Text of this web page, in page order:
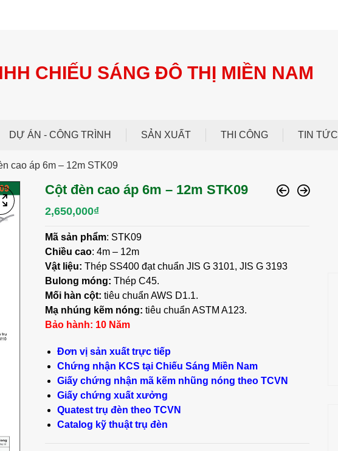
CHIẾU SÁNG ĐÔ THỊ MIỀN NAM
DỰ ÁN - CÔNG TRÌNH SẢN XUẤT THI CÔNG TIN TỨC
cao áp 6m – 12m STK09
Cột đèn cao áp 6m – 12m STK09
2,650,000₫
Mã sản phẩm: STK09
Chiều cao: 4m – 12m
Vật liệu: Thép SS400 đạt chuẩn JIS G 3101, JIS G 3193
Bulong móng: Thép C45.
Mối hàn cột: tiêu chuẩn AWS D1.1.
Mạ nhúng kẽm nóng: tiêu chuẩn ASTM A123.
Bảo hành: 10 Năm
Đơn vị sản xuất trực tiếp
Chứng nhận KCS tại Chiếu Sáng Miền Nam
Giấy chứng nhận mã kẽm nhũng nóng theo TCVN
Giấy chứng xuất xưởng
Quatest trụ đèn theo TCVN
Catalog kỹ thuật trụ đèn